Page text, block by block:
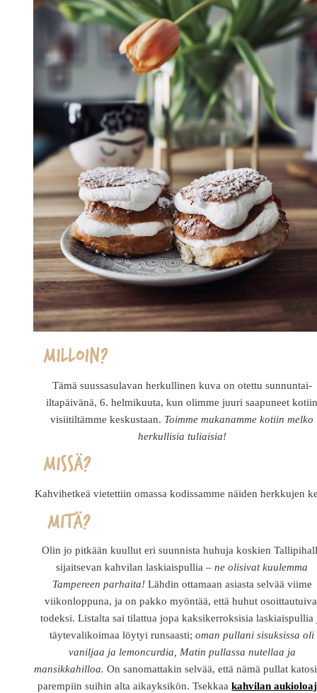
Tämä suussasulavan herkullinen kuva on otettu sunnuntai-
iltapäivänä, 6. helmikuuta, kun olimme juuri saapuneet
visiitiltämme keskustaan. Toimme mukanamme kotiin melko
herkullisia tuliaisia!
Kahvihetkeä vietettiin omassa kodissamme näiden herkkujen
Olin jo pitkään kuullut eri suunnista huhuja koskien
sijaitsevan kahvilan laskiaispullia –ne olisivat kuulemma
Tampereen parhaita!Lähdin ottamaan asiasta selvää viime
viikonloppuna, ja on pakko myöntää, että huhut
todeksi. Listalta sai tilattua jopa kaksikerroksisia laskiaispullia
täytevalikoimaa löytyi runsaasti;oman pullani sisuksissa oli
vaniljaa ja lemoncurdia, Matin pullassa nutellaa ja
mansikkahilloa. On sanomattakin selvää, että nämä pullat
parempiin suihin alta aikayksikön. Tsekkaakahvilan